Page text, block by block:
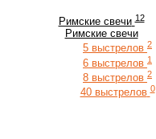
Римские свечи 12
Римские свечи
5 выстрелов 2
6 выстрелов 1
8 выстрелов 2
40 выстрелов 0